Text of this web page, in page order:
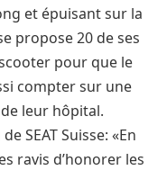
et épuisant sur la
propose 20 de ses
pour que le
compter sur une
leur hôpital.
SEAT Suisse: «En
ravis d’honorer les